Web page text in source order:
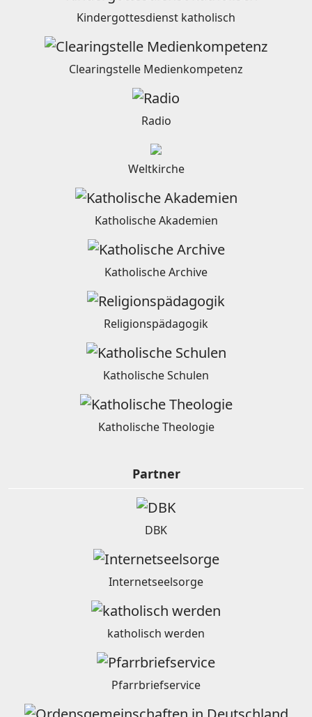
Kindergottesdienst katholisch
Clearingstelle Medienkompetenz
Radio
Weltkirche
Katholische Akademien
Katholische Archive
Religionspädagogik
Katholische Schulen
Katholische Theologie
Partner
DBK
Internetseelsorge
katholisch werden
Pfarrbriefservice